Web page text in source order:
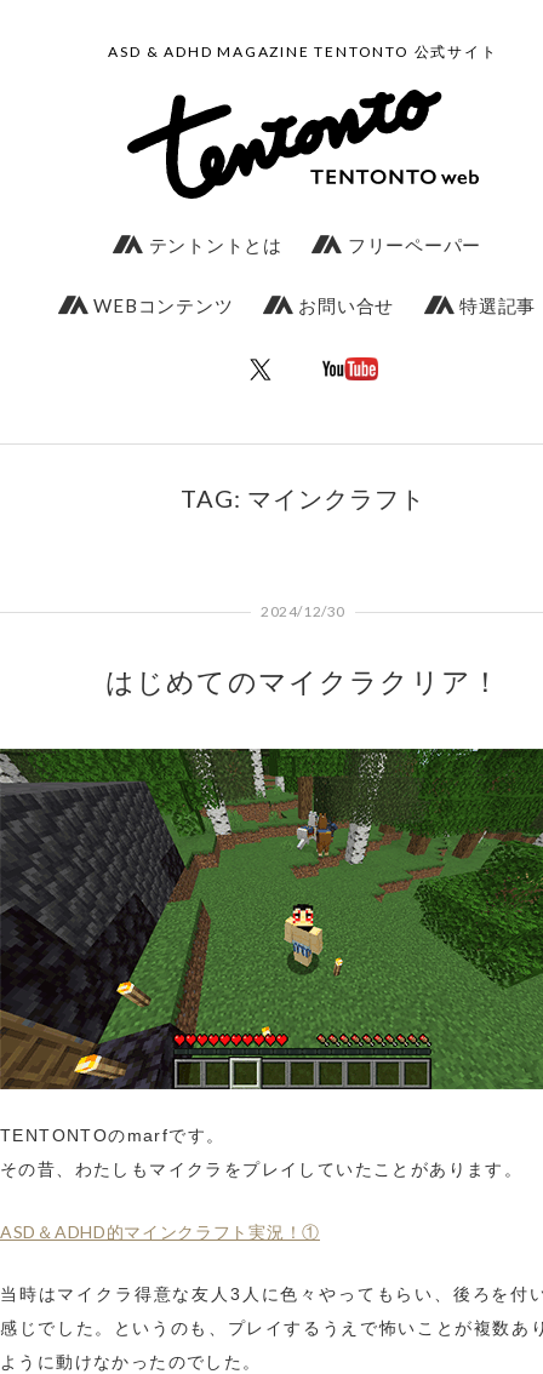
ASD & ADHD MAGAZINE TENTONTO 公式サイト
テントントとは フリーペーパー
WEBコンテンツ お問い合せ 特選記事
TAG: マインクラフト
2024/12/30
はじめてのマイクラクリア！
TENTONTOのmarfです。
その昔、わたしもマイクラをプレイしていたことがあります。
ASD＆ADHD的マインクラフト実況！①
当時はマイクラ得意な友人3人に色々やってもらい、後ろを付
感じでした。というのも、プレイするうえで怖いことが複数あ
ように動けなかったのでした。